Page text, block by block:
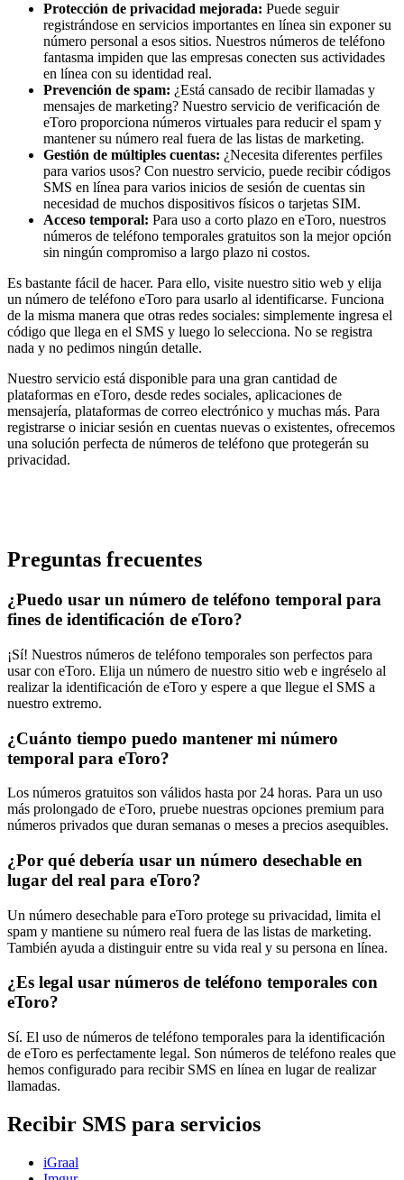
Protección de privacidad mejorada: Puede seguir
registrándose en servicios importantes en línea sin exponer su
número personal a esos sitios. Nuestros números de teléfono
fantasma impiden que las empresas conecten sus actividades
en línea con su identidad real.
Prevención de spam: ¿Está cansado de recibir llamadas y
mensajes de marketing? Nuestro servicio de verificación de
eToro proporciona números virtuales para reducir el spam y
mantener su número real fuera de las listas de marketing.
Gestión de múltiples cuentas: ¿Necesita diferentes perfiles
para varios usos? Con nuestro servicio, puede recibir códigos
SMS en línea para varios inicios de sesión de cuentas sin
necesidad de muchos dispositivos físicos o tarjetas SIM.
Acceso temporal: Para uso a corto plazo en eToro, nuestros
números de teléfono temporales gratuitos son la mejor opción
sin ningún compromiso a largo plazo ni costos.
Es bastante fácil de hacer. Para ello, visite nuestro sitio web y elija
un número de teléfono eToro para usarlo al identificarse. Funciona
de la misma manera que otras redes sociales: simplemente ingresa el
código que llega en el SMS y luego lo selecciona. No se registra
nada y no pedimos ningún detalle.
Nuestro servicio está disponible para una gran cantidad de
plataformas en eToro, desde redes sociales, aplicaciones de
mensajería, plataformas de correo electrónico y muchas más. Para
registrarse o iniciar sesión en cuentas nuevas o existentes, ofrecemos
una solución perfecta de números de teléfono que protegerán su
privacidad.
Preguntas frecuentes
¿Puedo usar un número de teléfono temporal para
fines de identificación de eToro?
¡Sí! Nuestros números de teléfono temporales son perfectos para
usar con eToro. Elija un número de nuestro sitio web e ingréselo al
realizar la identificación de eToro y espere a que llegue el SMS a
nuestro extremo.
¿Cuánto tiempo puedo mantener mi número
temporal para eToro?
Los números gratuitos son válidos hasta por 24 horas. Para un uso
más prolongado de eToro, pruebe nuestras opciones premium para
números privados que duran semanas o meses a precios asequibles.
¿Por qué debería usar un número desechable en
lugar del real para eToro?
Un número desechable para eToro protege su privacidad, limita el
spam y mantiene su número real fuera de las listas de marketing.
También ayuda a distinguir entre su vida real y su persona en línea.
¿Es legal usar números de teléfono temporales con
eToro?
Sí. El uso de números de teléfono temporales para la identificación
de eToro es perfectamente legal. Son números de teléfono reales que
hemos configurado para recibir SMS en línea en lugar de realizar
llamadas.
Recibir SMS para servicios
iGraal